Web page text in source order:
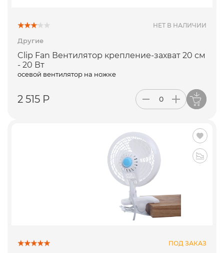
НЕТ В НАЛИЧИИ
Другие
Clip Fan Вентилятор крепление-захват 20 см
- 20 Вт
осевой вентилятор на ножке
2 515 Р
ПОД ЗАКАЗ